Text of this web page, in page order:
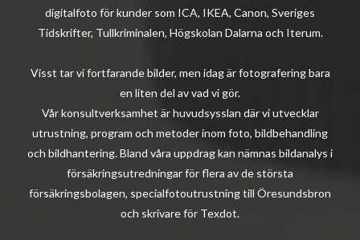
digitalfoto för kunder som ICA, IKEA, Canon, Sveriges
Tidskrifter, Tullkriminalen, Högskolan Dalarna och Iterum.
Visst tar vi fortfarande bilder, men idag är fotografering bara
en liten del av vad vi gör.
Vår konsultverksamhet är huvudsysslan där vi utvecklar
utrustning, program och metoder inom foto, bildbehandling
och bildhantering. Bland våra uppdrag kan nämnas bildanalys i
försäkringsutredningar för flera av de största
försäkringsbolagen, specialfotoutrustning till Öresundsbron
och skrivare för Texdot.